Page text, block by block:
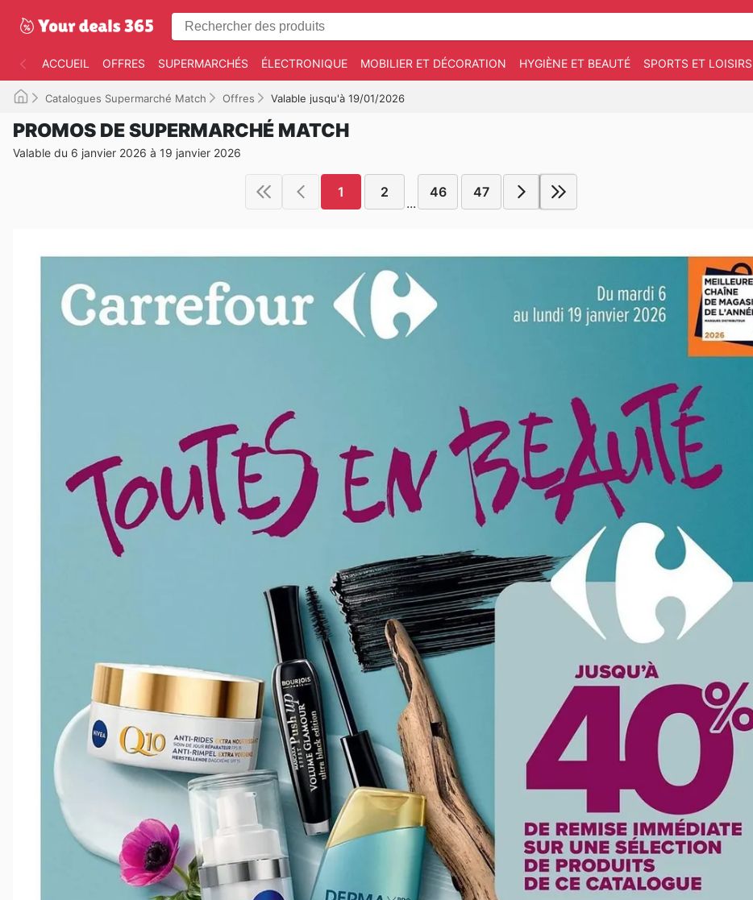
ACCUEIL OFFRES SUPERMARCHÉS ÉLECTRONIQUE MOBILIER ET DÉCORATION HYGIÈNE ET BEAUTÉ SPORTS ET LOISIRS
Catalogues Supermarché Match Offres Valable jusqu'à 19/01/2026
PROMOS DE SUPERMARCHÉ MATCH
Valable du 6 janvier 2026 à 19 janvier 2026
1 2
...
46 47